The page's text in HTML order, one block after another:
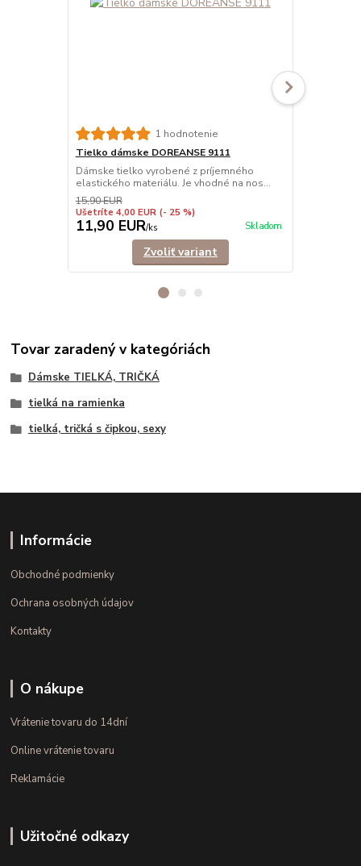
1 hodnotenie
Tielko dámske DOREANSE 9111
Dámske tielko vyrobené z príjemného
elastického materiálu. Je vhodné na nos...
15,90 EUR
Ušetríte 4,00 EUR (- 25 %)
11,90 EUR/ks Skladom
Zvoliť variant
Tovar zaradený v kategóriách
Dámske TIELKÁ, TRIČKÁ
tielká na ramienka
tielká, tričká s čipkou, sexy
Informácie
Obchodné podmienky
Ochrana osobných údajov
Kontakty
O nákupe
Vrátenie tovaru do 14dní
Online vrátenie tovaru
Reklamácie
Užitočné odkazy